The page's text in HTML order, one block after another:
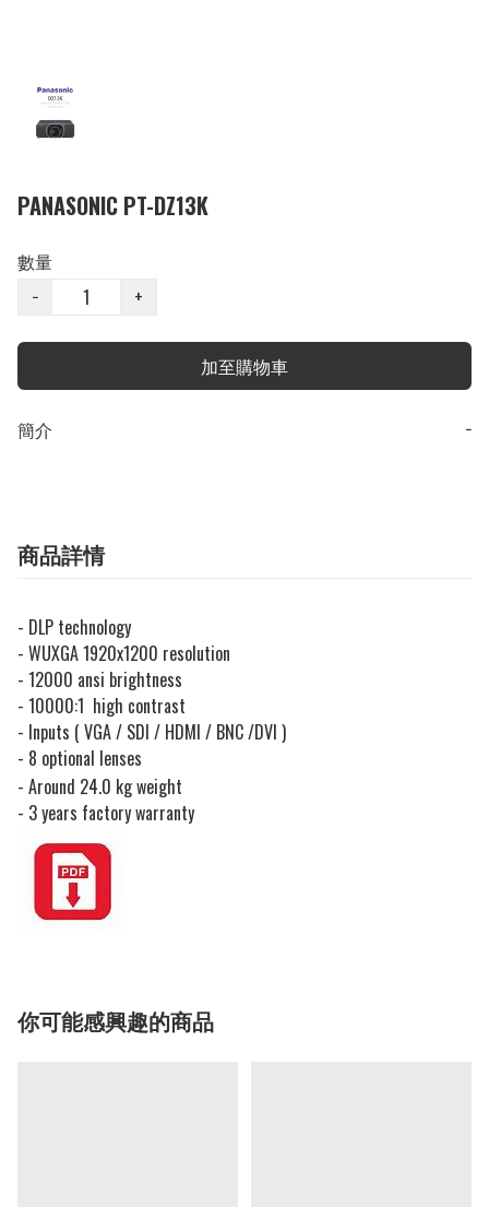
PANASONIC PT-DZ13K
數量
−
+
加至購物車
簡介 −
商品詳情
- DLP technology
- WUXGA 1920x1200 resolution
- 12000 ansi brightness
- 10000:1 high contrast
- Inputs ( VGA / SDI / HDMI / BNC /DVI )
- 8 optional lenses
- Around 24.0 kg weight
- 3 years factory warranty
你可能感興趣的商品